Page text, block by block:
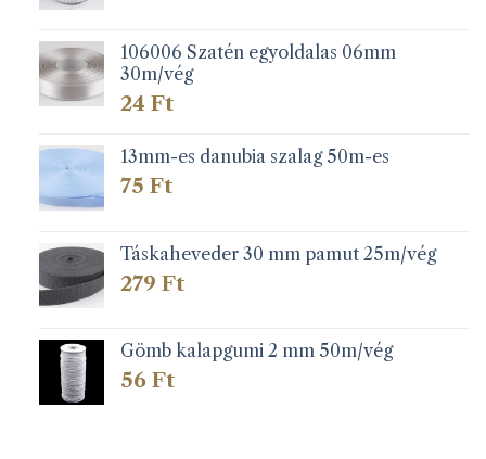
106006 Szatén egyoldalas 06mm
30m/vég
24 Ft
13mm-es danubia szalag 50m-es
75 Ft
Táskaheveder 30 mm pamut 25m/vég
279 Ft
Gömb kalapgumi 2 mm 50m/vég
56 Ft